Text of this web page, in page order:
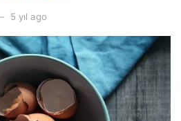
5 yıl ago